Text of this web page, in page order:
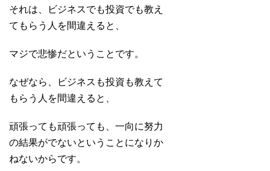
それは、ビジネスでも投資でも教え
てもらう人を間違えると、
マジで悲惨だということです。
なぜなら、ビジネスも投資も教えて
もらう人を間違えると、
頑張っても頑張っても、一向に努力
の結果がでないということになりか
ねないからです。